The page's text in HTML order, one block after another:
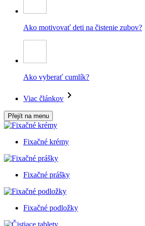
Ako motivovať deti na čistenie zubov?
Ako vyberať cumlík?
Viac článkov
Přejít na menu
Fixačné krémy
Fixačné prášky
Fixačné podložky